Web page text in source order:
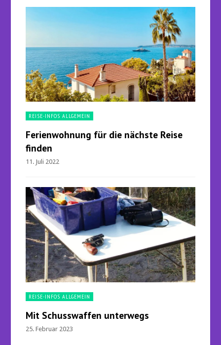
REISE-INFOS ALLGEMEIN
Ferienwohnung für die nächste Reise
finden
11. Juli 2022
REISE-INFOS ALLGEMEIN
Mit Schusswaffen unterwegs
25. Februar 2023